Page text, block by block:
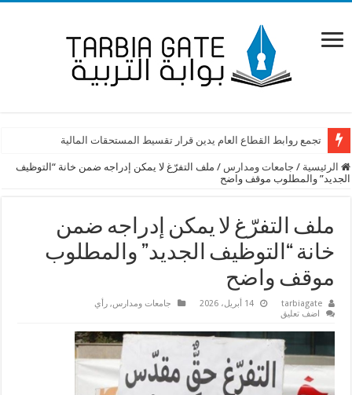
تجمع روابط القطاع العام يدين قرار تقسيط المستحقات المالية
الرئيسية / جامعات ومدارس / ملف التفرّغ لا يمكن إدراجه ضمن خانة “التوظيف
الجديد” والمطلوب موقف واضح
ملف التفرّغ لا يمكن إدراجه ضمن
خانة “التوظيف الجديد” والمطلوب
موقف واضح
tarbiagate 14 أبريل، 2026 جامعات ومدارس,رأي
اضف تعليق